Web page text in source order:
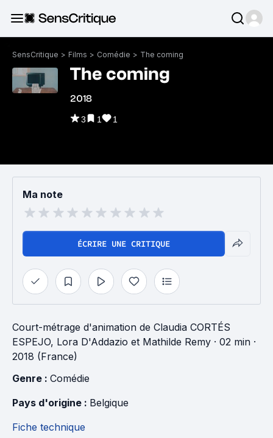
SensCritique > Films > Comédie > The coming
The coming
2018
3 1 1
Ma note
ÉCRIRE UNE CRITIQUE
Court-métrage d'animation de Claudia CORTÉS
ESPEJO, Lora D'Addazio et Mathilde Remy · 02 min ·
2018 (France)
Genre : Comédie
Pays d'origine : Belgique
Fiche technique